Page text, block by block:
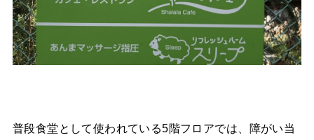
普段食堂として使われている5階フロアでは、障がい当